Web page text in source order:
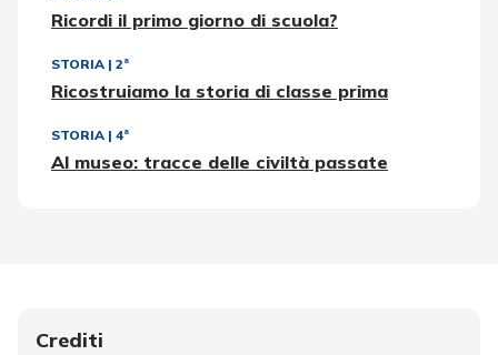
Ricordi il primo giorno di scuola?
STORIA | 2ª
Ricostruiamo la storia di classe prima
STORIA | 4ª
Al museo: tracce delle civiltà passate
Crediti